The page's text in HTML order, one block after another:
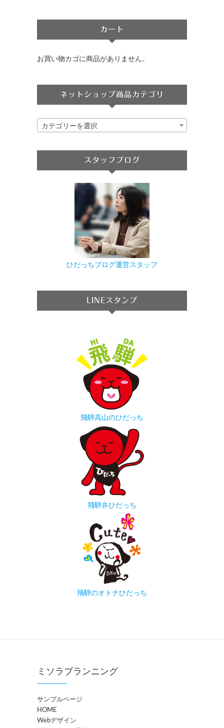
カート
お買い物カゴに商品がありません。
ネットショップ商品カテゴリ
カテゴリーを選択
スタッフブログ
ひだっちブログ運営スタッフ
LINEスタンプ
飛騨高山のひだっち
飛騨弁ひだっち
飛騨のオトナひだっち
ミソラプランニング
サンプルページ
HOME
Webデザイン